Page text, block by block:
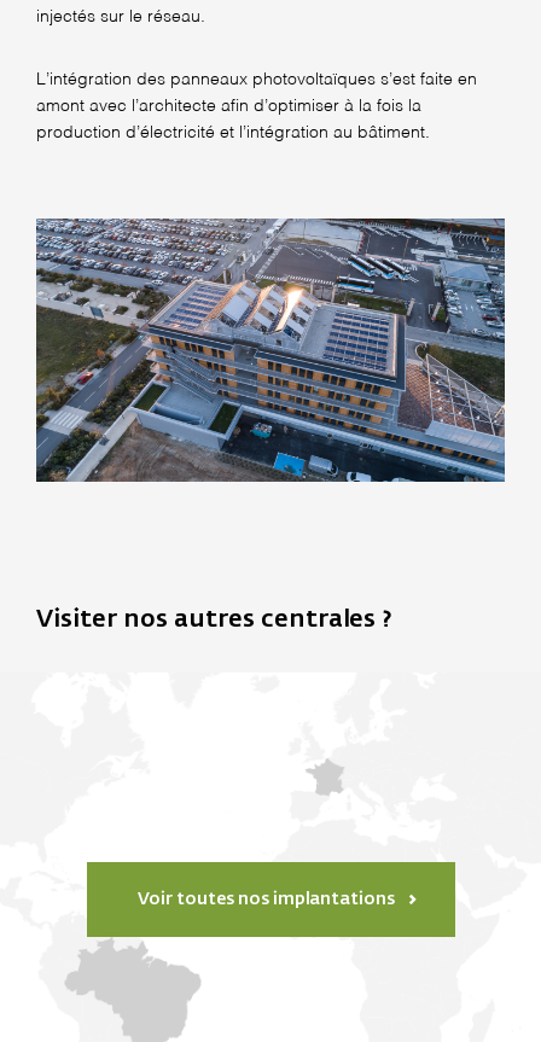
injectés sur le réseau.
L’intégration des panneaux photovoltaïques s’est faite en
amont avec l’architecte afin d’optimiser à la fois la
production d’électricité et l’intégration au bâtiment.
Visiter nos autres centrales ?
Voir toutes nos implantations